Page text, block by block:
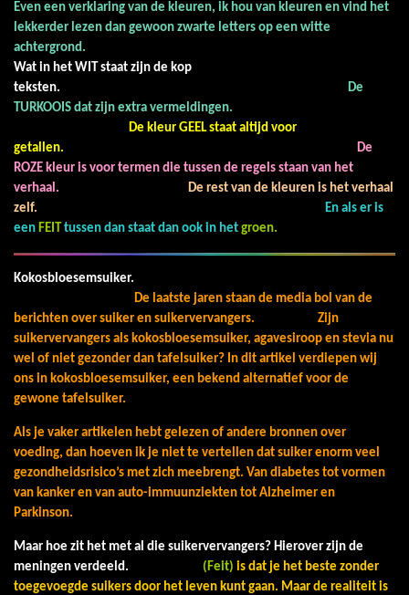
Even een verklaring van de kleuren, ik hou van kleuren en vind het
lekkerder lezen dan gewoon zwarte letters op een witte
achtergrond.
Wat in het WIT staat zijn de kop
teksten.
De
TURKOOIS dat zijn extra vermeldingen.
De kleur GEEL staat altijd voor
getallen.
De
ROZE kleur is voor termen die tussen de regels staan van het
verhaal.
De rest van de kleuren is het verhaal
zelf. En als er is
een FEIT tussen dan staat dan ook in het groen.
Kokosbloesemsuiker.
De laatste jaren staan de media bol van de
berichten over suiker en suikervervangers. Zijn
suikervervangers als kokosbloesemsuiker, agavesiroop en stevia nu
wel of niet gezonder dan tafelsuiker? In dit artikel verdiepen wij
ons in kokosbloesemsuiker, een bekend alternatief voor de
gewone tafelsuiker.
Als je vaker artikelen hebt gelezen of andere bronnen over
voeding, dan hoeven ik je niet te vertellen dat suiker enorm veel
gezondheidsrisico’s met zich meebrengt. Van diabetes tot vormen
van kanker en van auto-immuunziekten tot Alzheimer en
Parkinson.
Maar hoe zit het met al die suikervervangers? Hierover zijn de
meningen verdeeld. ( Feit) is dat je het beste zonder
toegevoegde suikers door het leven kunt gaan. Maar de realiteit is